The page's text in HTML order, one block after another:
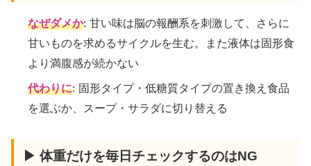
なぜダメか: 甘い味は脳の報酬系を刺激して、さらに
甘いものを求めるサイクルを生む。また液体は固形食
より満腹感が続かない
代わりに: 固形タイプ・低糖質タイプの置き換え食品
を選ぶか、スープ・サラダに切り替える
▶ 体重だけを毎日チェックするのはNG